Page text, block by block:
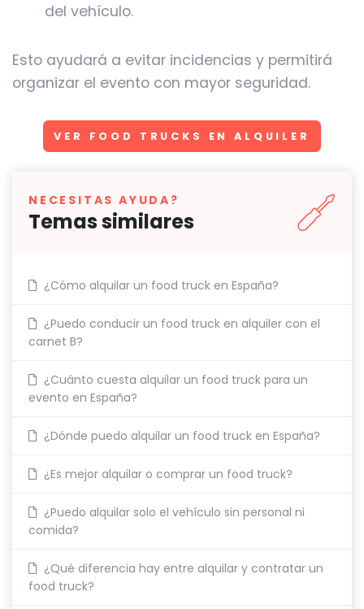
del vehículo.
Esto ayudará a evitar incidencias y permitirá
organizar el evento con mayor seguridad.
VER FOOD TRUCKS EN ALQUILER
NECESITAS AYUDA?
Temas similares
¿Cómo alquilar un food truck en España?
¿Puedo conducir un food truck en alquiler con el
carnet B?
¿Cuánto cuesta alquilar un food truck para un
evento en España?
¿Dónde puedo alquilar un food truck en España?
¿Es mejor alquilar o comprar un food truck?
¿Puedo alquilar solo el vehículo sin personal ni
comida?
¿Qué diferencia hay entre alquilar y contratar un
food truck?